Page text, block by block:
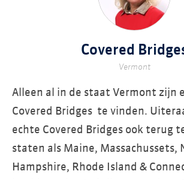
Covered
Vermont
Alleen al in de staat Vermont zijn
Covered Bridges te vinden.
echte Covered Bridges ook terug
staten als Maine, Massachussets,
Hampshire, Rhode Island &